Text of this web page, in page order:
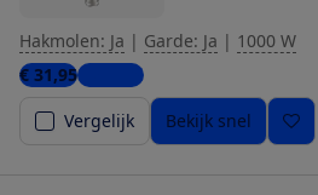
Hakmolen: Ja | Garde: Ja | 1000 W
€ 31,951 winkel
Vergelijk
Bekijk snel